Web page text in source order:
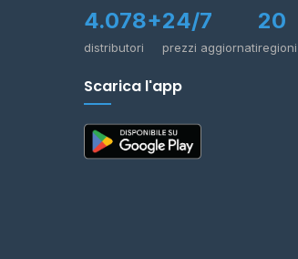
4.078+
distributori
24/7
prezzi aggiornati
20
regioni
Scarica l'app